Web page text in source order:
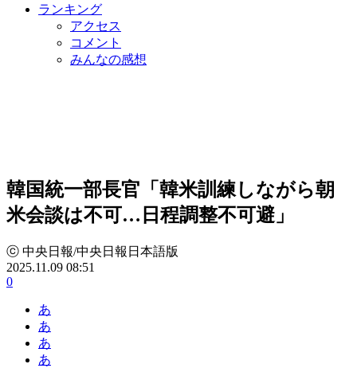
ランキング
アクセス
コメント
みんなの感想
韓国統一部長官「韓米訓練しながら朝
米会談は不可…日程調整不可避」
ⓒ 中央日報/中央日報日本語版
2025.11.09 08:51
0
あ
あ
あ
あ